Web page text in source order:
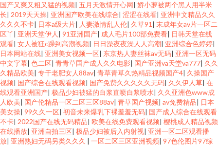
国产又爽又粗又猛的视频| 五月天激情开心网| 娇小萝被两个黑人用半米
长| 2019天天操| 亚洲国产欧美在线综合| 涩涩在线看| 亚洲中文精品久久
久久久不卡| 日本a级大片| 人妻激情乱人伦| 久草91 | 末成年女av片一区二
区丫| 亚洲天堂伊人 | 91亚洲国产| 成人毛片100部免费看| 日韩天堂在线
观看| 女人被狂c躁到高潮视频| 日日澡夜夜澡人人高潮| 亚洲综合色婷婷|
日本网站在线| 亚洲美女视频一区| 东京热人妻丝袜av无码| 亚洲一区无码
中文字幕| 色二区| 青青草国产成人久久电影| 国产亚洲va天堂va777| 久久
久精品欧美| 专干老肥女人88av| 青草青草久热精品视频国产4| 久操国产
视频| 国产综合在线观看视频| 国产免费久久久久久无码| 久久伊人草| 在
线观看亚洲国产| 极品少妇被猛的白浆直喷白浆喷水| 久久亚洲色www成
人欧美| 国产伦精品一区二区三区88av| 青草国产视频| av免费精品| 日本
美女操| 99久久一区| 初音未来爆乳下裸羞羞无码| 国产成人综合在线观看
不卡| 2022国产在线无码精品| 欧美在线免费观看视频| 樱桃成人精品视频
在线播放| 亚洲自拍三区| 极品少妇被后入内射视| 亚洲一区二区观看播
放| 亚洲熟妇无码另类久久久 | 一区二区三区亚洲视频| 97色伦图片97综